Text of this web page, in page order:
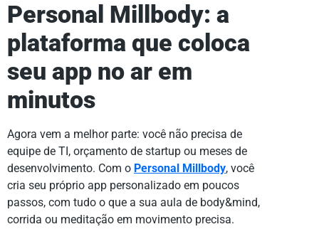
Personal Millbody: a
plataforma que coloca
seu app no ar em
minutos
Agora vem a melhor parte: você não precisa de
equipe de TI, orçamento de startup ou meses de
desenvolvimento. Com o Personal Millbody, você
cria seu próprio app personalizado em poucos
passos, com tudo o que a sua aula de body&mind,
corrida ou meditação em movimento precisa.